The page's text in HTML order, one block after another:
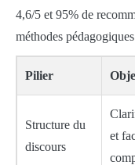
4,6/5 et 95% de
méthodes
Pilier
Structure du
discours
et